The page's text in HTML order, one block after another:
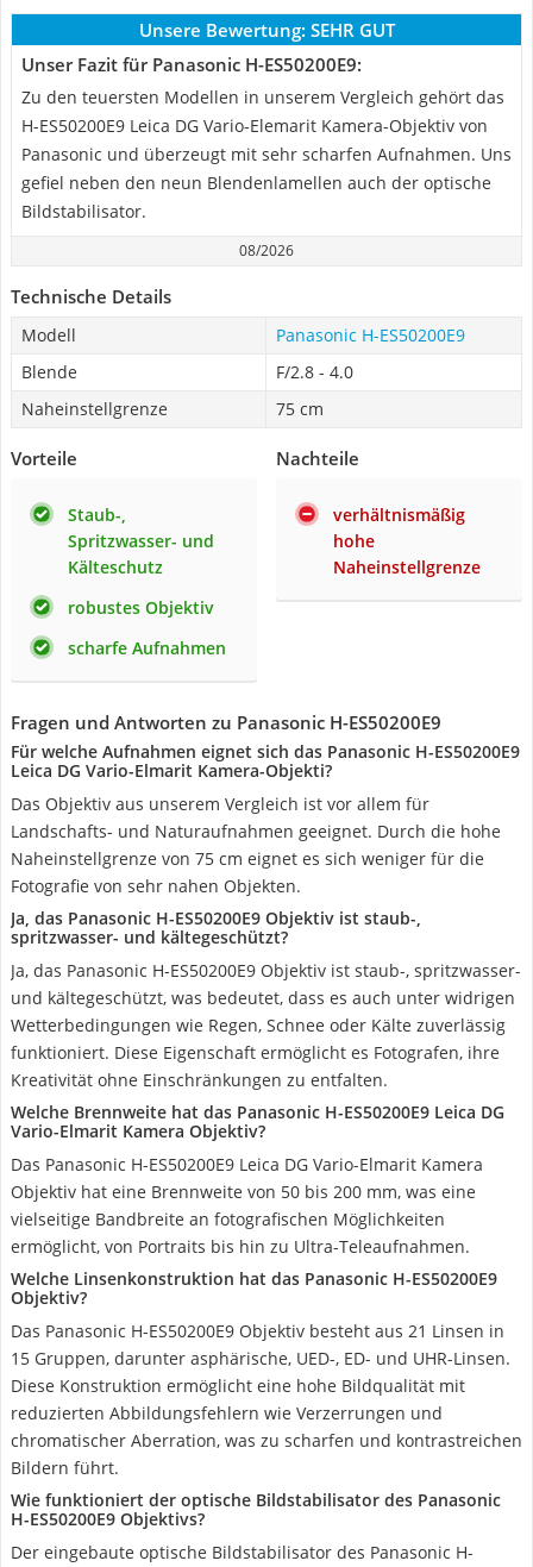
Unsere Bewertung: SEHR GUT
Unser Fazit für Panasonic H-ES50200E9:
Zu den teuersten Modellen in unserem Vergleich gehört das
H-ES50200E9 Leica DG Vario-Elemarit Kamera-Objektiv von
Panasonic und überzeugt mit sehr scharfen Aufnahmen. Uns
gefiel neben den neun Blendenlamellen auch der optische
Bildstabilisator.
08/2026
Technische Details
Modell
Panasonic H-ES50200E9
Blende
F/2.8 - 4.0
Naheinstellgrenze
75 cm
Vorteile
Staub-,
Spritzwasser- und
Kälteschutz
robustes Objektiv
scharfe Aufnahmen
Nachteile
verhältnismäßig
hohe
Naheinstellgrenze
Fragen und Antworten zu Panasonic H-ES50200E9
Für welche Aufnahmen eignet sich das Panasonic H-ES50200E9
Leica DG Vario-Elmarit Kamera-Objekti?
Das Objektiv aus unserem Vergleich ist vor allem für
Landschafts- und Naturaufnahmen geeignet. Durch die hohe
Naheinstellgrenze von 75 cm eignet es sich weniger für die
Fotografie von sehr nahen Objekten.
Ja, das Panasonic H-ES50200E9 Objektiv ist staub-,
spritzwasser- und kältegeschützt?
Ja, das Panasonic H-ES50200E9 Objektiv ist staub-, spritzwasser-
und kältegeschützt, was bedeutet, dass es auch unter widrigen
Wetterbedingungen wie Regen, Schnee oder Kälte zuverlässig
funktioniert. Diese Eigenschaft ermöglicht es Fotografen, ihre
Kreativität ohne Einschränkungen zu entfalten.
Welche Brennweite hat das Panasonic H-ES50200E9 Leica DG
Vario-Elmarit Kamera Objektiv?
Das Panasonic H-ES50200E9 Leica DG Vario-Elmarit Kamera
Objektiv hat eine Brennweite von 50 bis 200 mm, was eine
vielseitige Bandbreite an fotografischen Möglichkeiten
ermöglicht, von Portraits bis hin zu Ultra-Teleaufnahmen.
Welche Linsenkonstruktion hat das Panasonic H-ES50200E9
Objektiv?
Das Panasonic H-ES50200E9 Objektiv besteht aus 21 Linsen in
15 Gruppen, darunter asphärische, UED-, ED- und UHR-Linsen.
Diese Konstruktion ermöglicht eine hohe Bildqualität mit
reduzierten Abbildungsfehlern wie Verzerrungen und
chromatischer Aberration, was zu scharfen und kontrastreichen
Bildern führt.
Wie funktioniert der optische Bildstabilisator des Panasonic
H-ES50200E9 Objektivs?
Der eingebaute optische Bildstabilisator des Panasonic H-